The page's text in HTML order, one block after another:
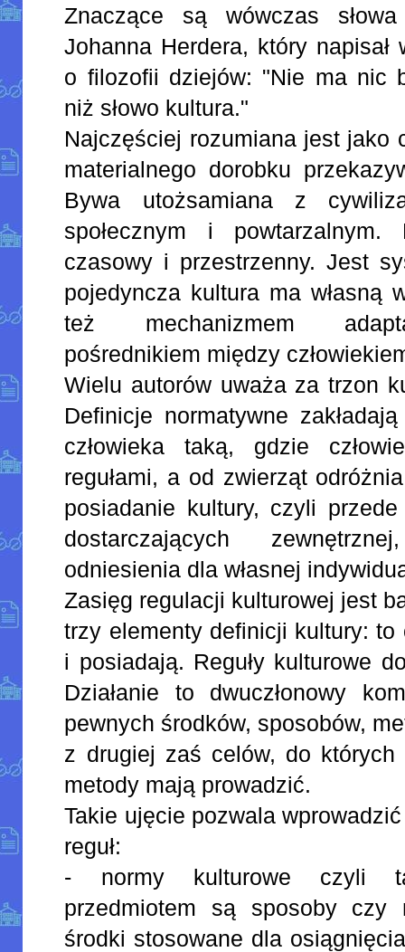
Znaczące są wówczas
Johanna Herdera, który
o filozofii dziejów: "Nie ma nic
niż słowo kultura."
Najczęściej rozumiana jest jako
materialnego dorobku
Bywa utożsamiana z
społecznym i
czasowy i przestrzenny. Jest
pojedyncza kultura ma własną
też mechanizmem
pośrednikiem między
Wielu autorów uważa za trzon
Definicje normatywne
człowieka taką, gdzie
regułami, a od zwierząt
posiadanie kultury, czyli
dostarczających
odniesienia dla własnej
Zasięg regulacji kulturowej jest
trzy elementy definicji kultury:
i posiadają. Reguły kulturowe
Działanie to dwuczłonowy
pewnych środków, sposobów,
z drugiej zaś celów, do
metody mają prowadzić.
Takie ujęcie pozwala
reguł:
- normy kulturowe czyli
przedmiotem są sposoby czy
środki stosowane dla